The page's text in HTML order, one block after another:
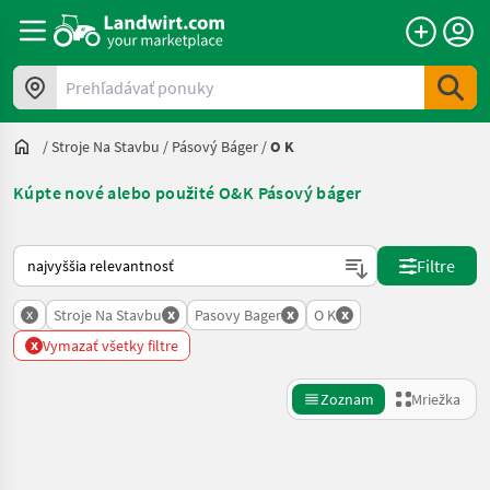
Prehľadávať ponuky
/Stroje Na Stavbu / Pásový Báger /O K
Kúpte nové alebo použité O&K Pásový báger
Takto sa vykonáva triedenie na Landwirt.com
Filtre
x Stroje Na Stavbu x Pasovy Bager x O K x
x Vymazať všetky filtre
Zoznam Mriežka